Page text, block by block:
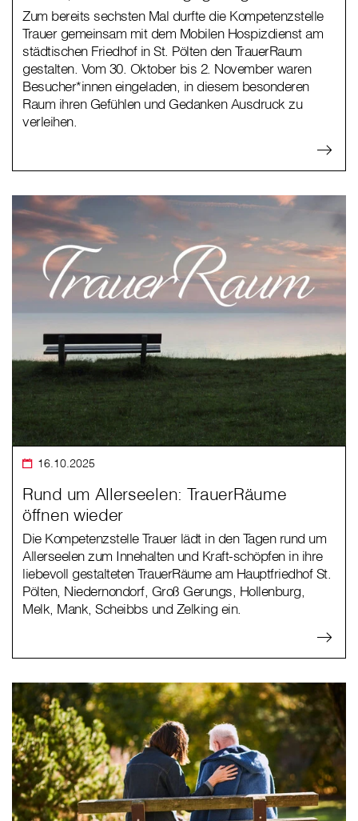
Zum bereits sechsten Mal durfte die Kompetenzstelle
Trauer gemeinsam mit dem Mobilen Hospizdienst am
städtischen Friedhof in St. Pölten den TrauerRaum
gestalten. Vom 30. Oktober bis 2. November waren
Besucher*innen eingeladen, in diesem besonderen
Raum ihren Gefühlen und Gedanken Ausdruck zu
verleihen.
16.10.2025
Rund um Allerseelen: TrauerRäume
öffnen wieder
Die Kompetenzstelle Trauer lädt in den Tagen rund um
Allerseelen zum Innehalten und Kraft-schöpfen in ihre
liebevoll gestalteten TrauerRäume am Hauptfriedhof St.
Pölten, Niedernondorf, Groß Gerungs, Hollenburg,
Melk, Mank, Scheibbs und Zelking ein.